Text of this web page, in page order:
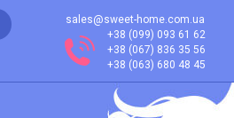
sales@sweet-home.com.ua
+38 (099) 093 61 62
+38 (067) 836 35 56
+38 (063) 680 48 45